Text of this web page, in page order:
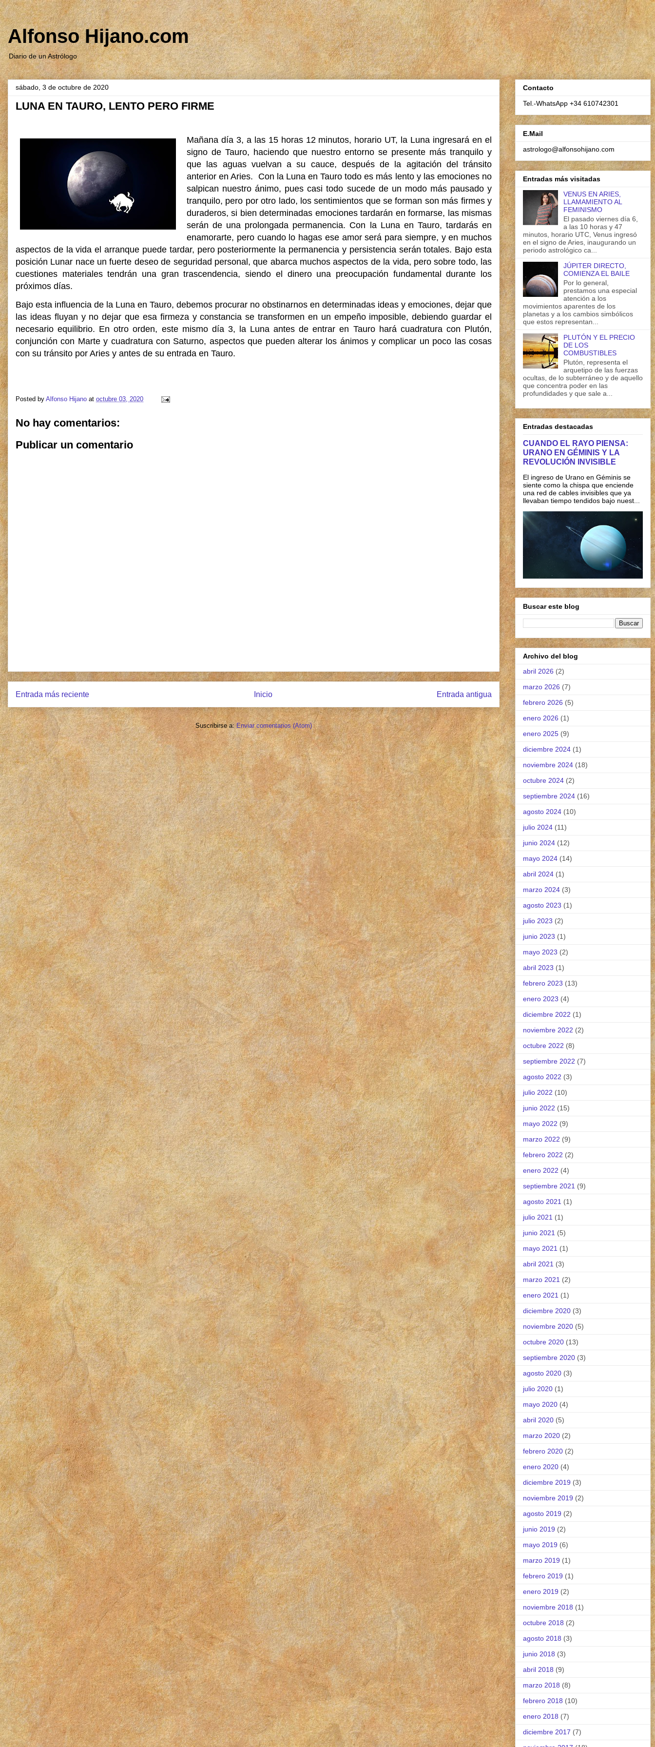
Alfonso Hijano.com
Diario de un Astrólogo
sábado, 3 de octubre de 2020
LUNA EN TAURO, LENTO PERO FIRME
Mañana día 3, a las 15 horas 12 minutos, horario UT, la Luna ingresará en el
signo de Tauro, haciendo que nuestro entorno se presente más tranquilo y
que las aguas vuelvan a su cauce, después de la agitación del tránsito
anterior en Aries.
Con la Luna en Tauro todo es más lento y las emociones no
salpican nuestro ánimo, pues casi todo sucede de un modo más pausado y
tranquilo, pero por otro lado, los sentimientos que se forman son más firmes y
duraderos, si bien determinadas emociones tardarán en formarse, las mismas
serán de una prolongada permanencia. Con la Luna en Tauro, tardarás en
enamorarte, pero cuando lo hagas ese amor será para siempre, y en muchos
aspectos de la vida el arranque puede tardar, pero posteriormente la permanencia y persistencia serán totales. Bajo esta
posición Lunar nace un fuerte deseo de seguridad personal, que abarca muchos aspectos de la vida, pero sobre todo, las
cuestiones materiales tendrán una gran trascendencia, siendo el dinero una preocupación fundamental durante los
próximos días.
Bajo esta influencia de la Luna en Tauro, debemos procurar no obstinarnos en determinadas ideas y emociones, dejar que
las ideas fluyan y no dejar que esa firmeza y constancia se transformen en un empeño imposible, debiendo guardar el
necesario equilibrio. En otro orden, este mismo día 3, la Luna antes de entrar en Tauro hará cuadratura con Plutón,
conjunción con Marte y cuadratura con Saturno, aspectos que pueden alterar los ánimos y complicar un poco las cosas
con su tránsito por Aries y antes de su entrada en Tauro.
Posted by Alfonso Hijano at octubre 03, 2020
No hay comentarios:
Publicar un comentario
Entrada más reciente Entrada antigua
Inicio
Suscribirse a:Enviar comentarios (Atom)
Contacto
Tel.-WhatsApp +34 610742301
E.Mail
astrologo@alfonsohijano.com
Entradas más visitadas
VENUS EN ARIES,
LLAMAMIENTO AL
FEMINISMO
El pasado viernes día 6,
a las 10 horas y 47
minutos, horario UTC, Venus ingresó
en el signo de Aries, inaugurando un
periodo astrológico ca...
JÚPITER DIRECTO,
COMIENZA EL BAILE
Por lo general,
prestamos una especial
atención a los
movimientos aparentes de los
planetas y a los cambios simbólicos
que estos representan...
PLUTÓN Y EL PRECIO
DE LOS
COMBUSTIBLES
Plutón, representa el
arquetipo de las fuerzas
ocultas, de lo subterráneo y de aquello
que concentra poder en las
profundidades y que sale a...
Entradas destacadas
CUANDO EL RAYO PIENSA:
URANO EN GÉMINIS Y LA
REVOLUCIÓN INVISIBLE
El ingreso de Urano en Géminis se
siente como la chispa que enciende
una red de cables invisibles que ya
llevaban tiempo tendidos bajo nuest...
Buscar este blog
Archivo del blog
abril 2026 (2)
marzo 2026 (7)
febrero 2026 (5)
enero 2026 (1)
enero 2025 (9)
diciembre 2024 (1)
noviembre 2024 (18)
octubre 2024 (2)
septiembre 2024 (16)
agosto 2024 (10)
julio 2024 (11)
junio 2024 (12)
mayo 2024 (14)
abril 2024 (1)
marzo 2024 (3)
agosto 2023 (1)
julio 2023 (2)
junio 2023 (1)
mayo 2023 (2)
abril 2023 (1)
febrero 2023 (13)
enero 2023 (4)
diciembre 2022 (1)
noviembre 2022 (2)
octubre 2022 (8)
septiembre 2022 (7)
agosto 2022 (3)
julio 2022 (10)
junio 2022 (15)
mayo 2022 (9)
marzo 2022 (9)
febrero 2022 (2)
enero 2022 (4)
septiembre 2021 (9)
agosto 2021 (1)
julio 2021 (1)
junio 2021 (5)
mayo 2021 (1)
abril 2021 (3)
marzo 2021 (2)
enero 2021 (1)
diciembre 2020 (3)
noviembre 2020 (5)
octubre 2020 (13)
septiembre 2020 (3)
agosto 2020 (3)
julio 2020 (1)
mayo 2020 (4)
abril 2020 (5)
marzo 2020 (2)
febrero 2020 (2)
enero 2020 (4)
diciembre 2019 (3)
noviembre 2019 (2)
agosto 2019 (2)
junio 2019 (2)
mayo 2019 (6)
marzo 2019 (1)
febrero 2019 (1)
enero 2019 (2)
noviembre 2018 (1)
octubre 2018 (2)
agosto 2018 (3)
junio 2018 (3)
abril 2018 (9)
marzo 2018 (8)
febrero 2018 (10)
enero 2018 (7)
diciembre 2017 (7)